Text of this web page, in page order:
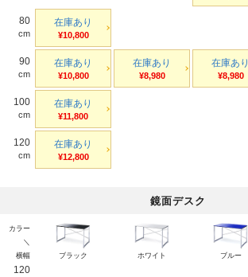
80
cm
在庫あり
¥10,800
90
cm
在庫あり
¥10,800
在庫あり
¥8,980
在庫あり
¥8,980
100
cm
在庫あり
¥11,800
120
cm
在庫あり
¥12,800
鏡面デスク
カラー
＼
横幅
ブラック ホワイト ブルー
120